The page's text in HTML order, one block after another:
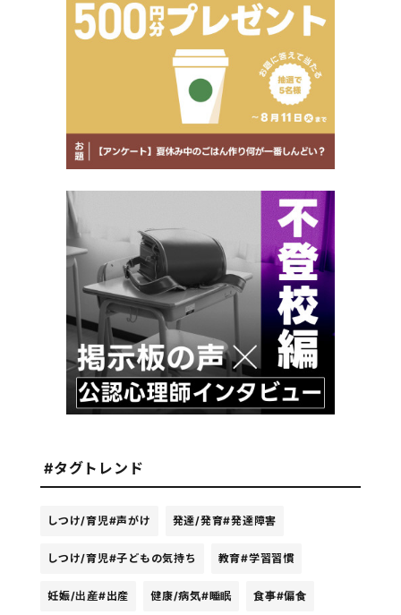
#タグトレンド
しつけ/育児#声がけ 発達/発育#発達障害
しつけ/育児#子どもの気持ち 教育#学習習慣
妊娠/出産#出産 健康/病気#睡眠 食事#偏食